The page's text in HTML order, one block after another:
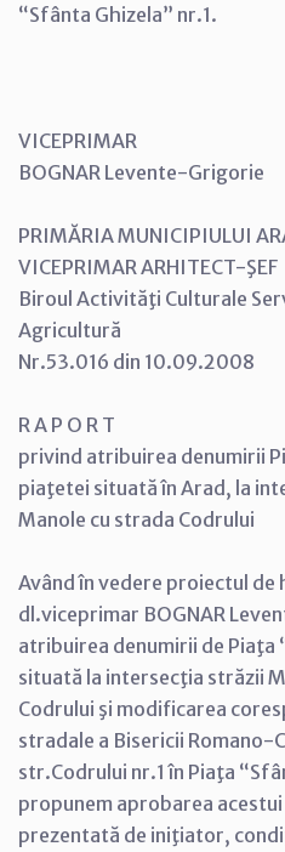
“Sfânta Ghizela” nr.1.
VICEPRIMAR
BOGNAR Levente-Grigorie
PRIMĂRIA MUNICIPIULUI
VICEPRIMAR ARHITECT-ŞEF
Biroul Activităţi Culturale
Agricultură
Nr.53.016 din 10.09.2008
R A P O R T
privind atribuirea denumirii
piaţetei situată în Arad, la
Manole cu strada Codrului
Având în vedere proiectul
dl.viceprimar BOGNAR
atribuirea denumirii de Piaţa
situată la intersecţia străzii
Codrului şi modificarea
stradale a Bisericii Romano-
str.Codrului nr.1 în Piaţa
propunem aprobarea
prezentată de iniţiator,